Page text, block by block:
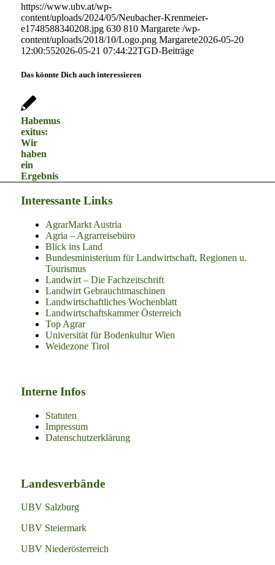
https://www.ubv.at/wp-
content/uploads/2024/05/Neubacher-Krenmeier-
e1748588340208.jpg 630 810 Margarete /wp-
content/uploads/2018/10/Logo.png Margarete2026-05-20
12:00:552026-05-21 07:44:22TGD-Beiträge
Das könnte Dich auch interessieren
Habemus
exitus:
Wir
haben
ein
Ergebnis
Interessante Links
AgrarMarkt Austria
Agria – Agrarreisebüro
Blick ins Land
Bundesministerium für Landwirtschaft, Regionen u.
Tourismus
Landwirt – Die Fachzeitschrift
Landwirt Gebrauchtmaschinen
Landwirtschaftliches Wochenblatt
Landwirtschaftskammer Österreich
Top Agrar
Universität für Bodenkultur Wien
Weidezone Tirol
Interne Infos
Statuten
Impressum
Datenschutzerklärung
Landesverbände
UBV Salzburg
UBV Steiermark
UBV Niederösterreich